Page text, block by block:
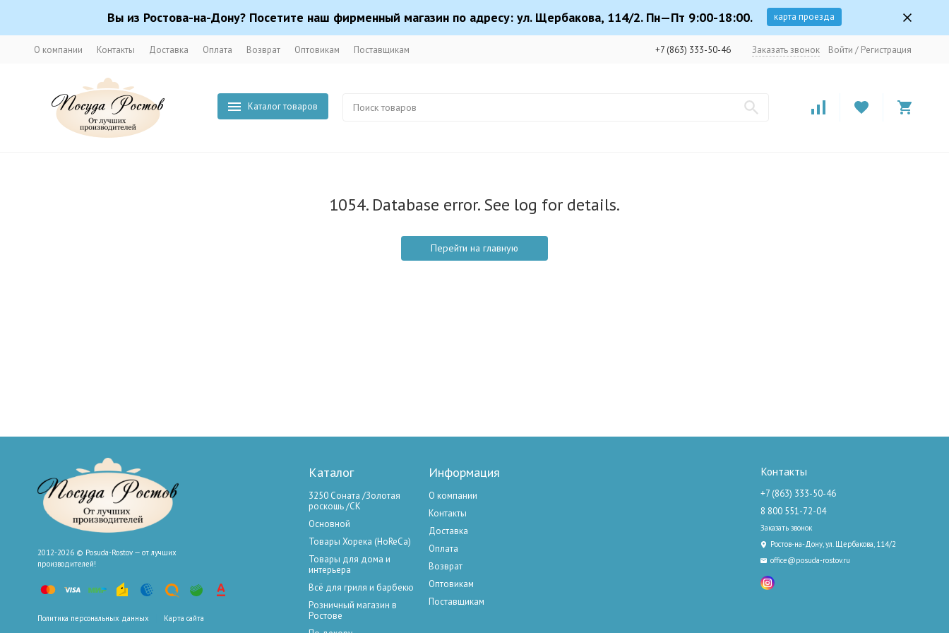
Вы из Ростова-на-Дону? Посетите наш фирменный магазин по адресу: ул. Щербакова, 114/2. Пн—Пт 9:00-18:00. карта проезда
О компании Контакты Доставка Оплата Возврат Оптовикам Поставщикам +7 (863) 333-50-46 Заказать звонок Войти / Регистрация
Каталог товаров
1054. Database error. See log for details.
Перейти на главную
2012-2026 © Posuda-Rostov — от лучших
производителей!
Политика персональных данных Карта сайта
Каталог
3250 Соната /Золотая
роскошь /СК
Основной
Товары Хорека (HoReCa)
Товары для дома и
интерьера
Всё для гриля и барбекю
Розничный магазин в
Ростове
Информация
О компании
Контакты
Доставка
Оплата
Возврат
Оптовикам
Поставщикам
Контакты
+7 (863) 333-50-46
8 800 551-72-04
Заказать звонок
Ростов-на-Дону, ул. Щербакова, 114/2
office@posuda-rostov.ru